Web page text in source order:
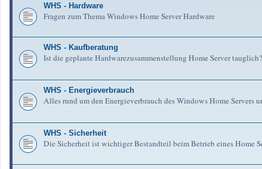
WHS - Hardware
Fragen zum Thema Windows Home Server Hardware
WHS - Kaufberatung
Ist die geplante Hardwarezusammenstellung Home Server tauglich?
WHS - Energieverbrauch
Alles rund um den Energieverbrauch des Windows Home Servers
WHS - Sicherheit
Die Sicherheit ist wichtiger Bestandteil beim Betrieb eines Home